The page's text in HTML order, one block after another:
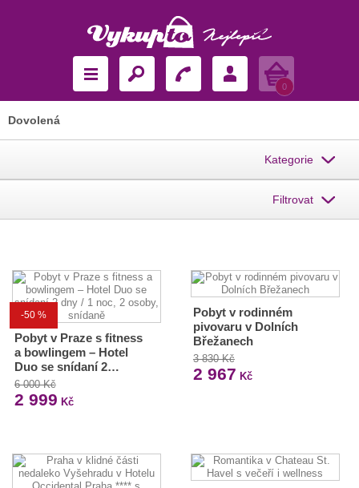
Košík
0
Dovolená
Kategorie
Filtrovat
-50 %
Pobyt v Praze s fitness
a bowlingem – Hotel
Duo se snídaní 2…
6 000 Kč
2 999 Kč
Pobyt v rodinném
pivovaru v Dolních
Břežanech
3 830 Kč
2 967 Kč